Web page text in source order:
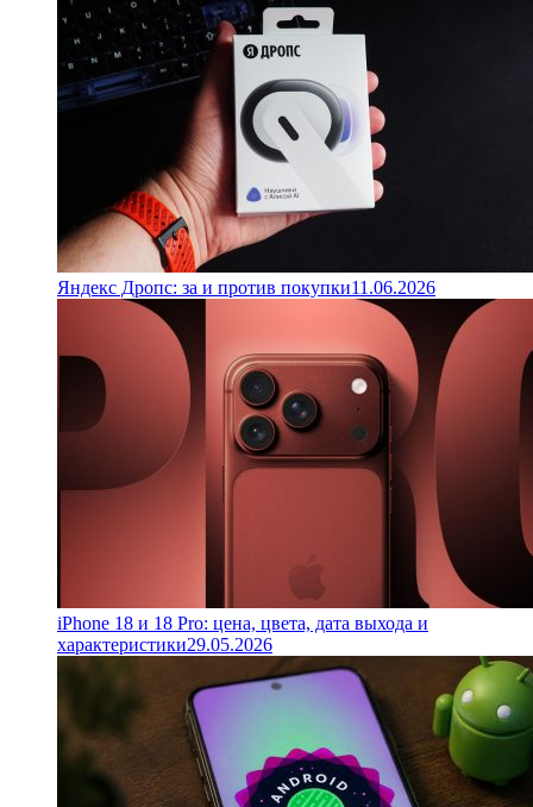
Яндекс Дропс: за и против покупки11.06.2026
iPhone 18 и 18 Pro: цена, цвета, дата выхода и
характеристики29.05.2026